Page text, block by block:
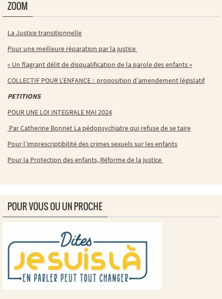
ZOOM
La Justice transitionnelle
Pour une meilleure réparation par la justice
« Un flagrant délit de disqualification de la parole des enfants »
COLLECTIF POUR L’ENFANCE : proposition d’amendement législatif
PETITIONS
POUR UNE LOI INTEGRALE MAI 2024
Par Catherine Bonnet La pédopsychiatre qui refuse de se taire
Pour l’imprescriptibilité des crimes sexuels sur les enfants
Pour la Protection des enfants, Réforme de la justice
POUR VOUS OU UN PROCHE